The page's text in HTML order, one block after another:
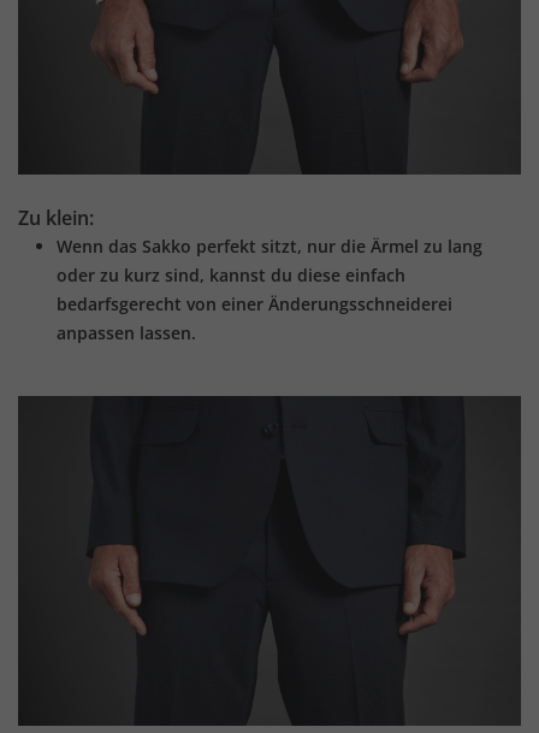
Zu klein:
Wenn das Sakko perfekt sitzt, nur die Ärmel zu lang
oder zu kurz sind, kannst du diese einfach
bedarfsgerecht von einer Änderungsschneiderei
anpassen lassen.